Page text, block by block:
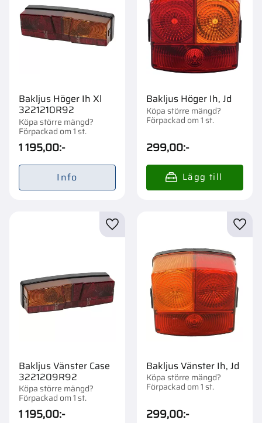
Bakljus Höger Ih Xl
3221210R92
Köpa större mängd?
Förpackad om 1 st.
1 195,00:-
Info
Bakljus Höger Ih, Jd
Köpa större mängd?
Förpackad om 1 st.
299,00:-
Bakljus Vänster Case
3221209R92
Köpa större mängd?
Förpackad om 1 st.
1 195,00:-
Lägg till i favoriter
Bakljus Vänster Ih, Jd
Köpa större mängd?
Förpackad om 1 st.
299,00:-